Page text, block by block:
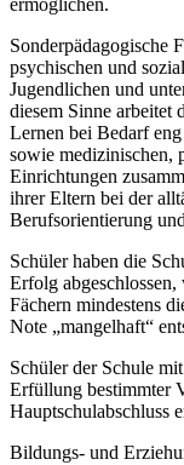
ermöglichen.
Sonderpädagogische
psychischen und
Jugendlichen und
diesem Sinne arbeitet
Lernen bei Bedarf
sowie medizinischen,
Einrichtungen
ihrer Eltern bei der
Berufsorientierung
Schüler haben die
Erfolg
Fächern mindestens
Note „mangelhaft“
Schüler der Schule
Erfüllung bestimmter
Hauptschulabschluss
Bildungs- und